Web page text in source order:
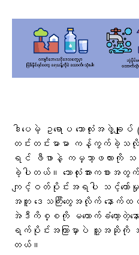
ဒါပေမဲ့ ဥရောပ ဘောလုံးအဖွဲ့
တင်းတင်းမာမာ ကန့်ကွက်ခဲ့သလို
ရင် ဖီဖာနဲ့ ကမ္ဘာ့ဖလားကို သပိ
ခဲ့ပါတယ်။ ဘောလုံးအားကစား
ကျင့်ဝတ်ပိုင်းအရပါ သင့်တေ
အတူ ဒေသကြီးတွေအလိုက် နောက်ထ
အဲဒီကိစ္စကို မထောက်ခံတော့တဲ့
ရက်ပိုင်းအကြာမှာပဲ သူ့အဆိုကို အ
တယ်။